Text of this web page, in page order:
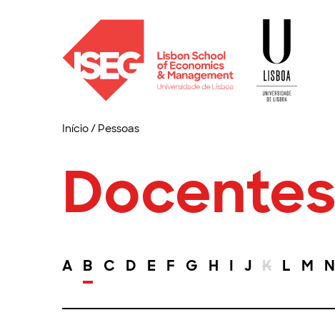
Início/ Pessoas
Docentes
A B C D E F G H I J K L M N